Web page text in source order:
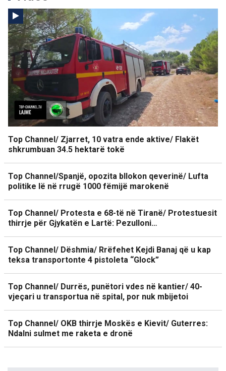
Top Channel/ Zjarret, 10 vatra ende aktive/ Flakët
shkrumbuan 34.5 hektarë tokë
Top Channel/Spanjë, opozita bllokon qeverinë/ Lufta
politike lë në rrugë 1000 fëmijë marokenë
Top Channel/ Protesta e 68-të në Tiranë/ Protestuesit
thirrje për Gjykatën e Lartë: Pezulloni…
Top Channel/ Dëshmia/ Rrëfehet Kejdi Banaj që u kap
teksa transportonte 4 pistoleta “Glock”
Top Channel/ Durrës, punëtori vdes në kantier/ 40-
vjeçari u transportua në spital, por nuk mbijetoi
Top Channel/ OKB thirrje Moskës e Kievit/ Guterres:
Ndalni sulmet me raketa e dronë